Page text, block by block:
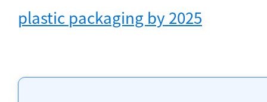
plastic packaging by 2025